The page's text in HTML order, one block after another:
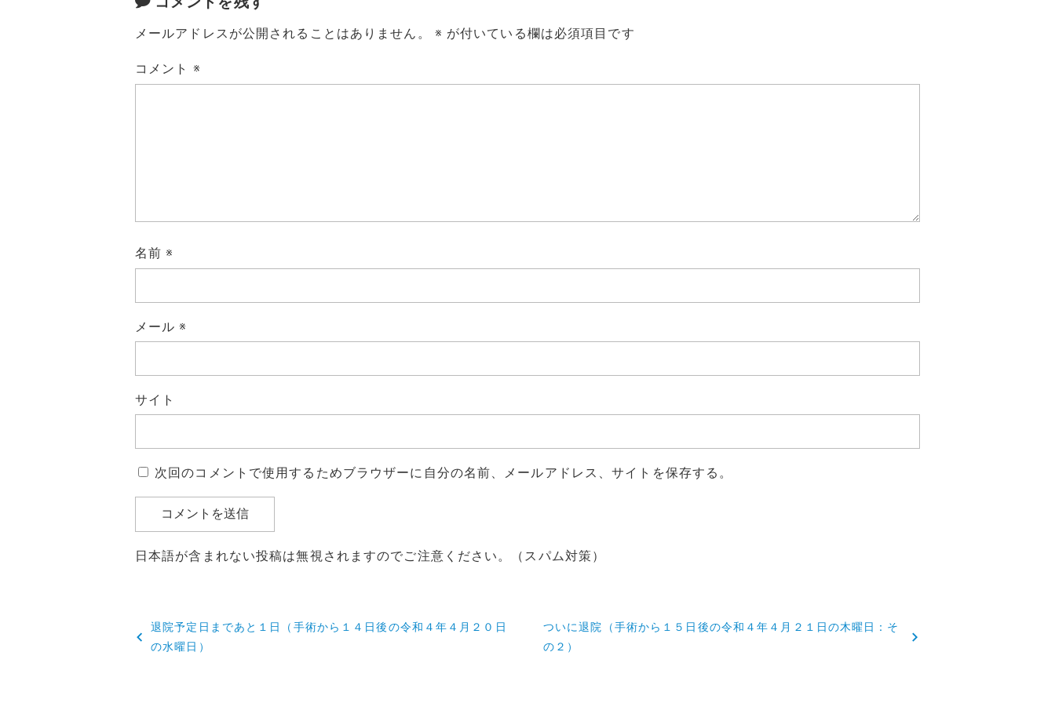
メールアドレスが公開されることはありません。 ※ が付いている欄は必須項目です
コメント ※
名前※
メール※
サイト
次回のコメントで使用するためブラウザーに自分の名前、メールアドレス、サイトを保存する。
日本語が含まれない投稿は無視されますのでご注意ください。（スパム対策）
稿
退院予定日まであと１日（手術から１４日後の令和４年４月２０日
の水曜日）
ついに退院（手術から１５日後の令和４年４月２１日の木曜日：そ
の２）